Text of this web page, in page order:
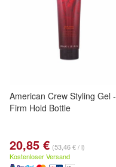
American Crew Styling Gel -
Firm Hold Bottle
20,85 € (53,46 € / l)
Kostenloser Versand